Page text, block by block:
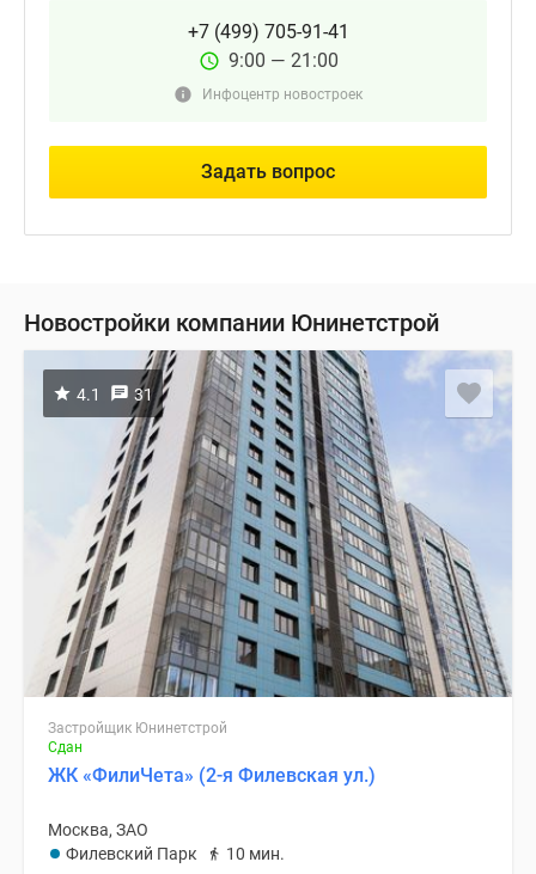
+7 (499) 705-91-41
9:00 — 21:00
Инфоцентр новостроек
Задать вопрос
Новостройки компании Юнинетстрой
4.1 31
Застройщик Юнинетстрой
Сдан
ЖК «ФилиЧета» (2-я Филевская ул.)
Москва, ЗАО
Филевский Парк
10 мин.